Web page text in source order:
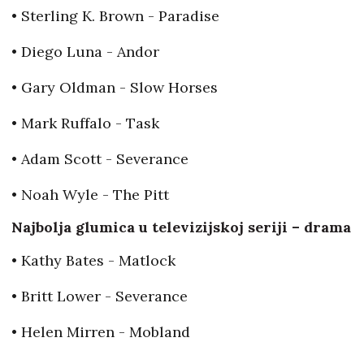
• Sterling K. Brown - Paradise
• Diego Luna - Andor
• Gary Oldman - Slow Horses
• Mark Ruffalo - Task
• Adam Scott - Severance
• Noah Wyle - The Pitt
Najbolja glumica u televizijskoj seriji – drama
• Kathy Bates - Matlock
• Britt Lower - Severance
• Helen Mirren - Mobland